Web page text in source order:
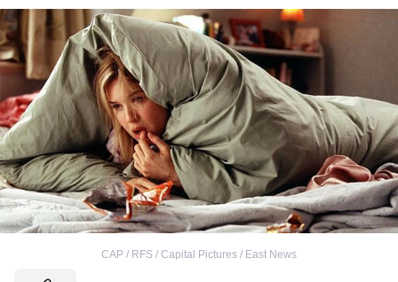
CAP / RFS / Capital Pictures / East News